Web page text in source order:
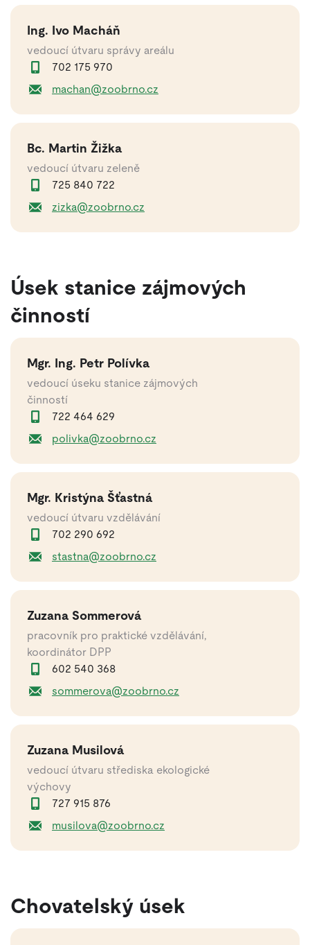
Ing. Ivo Macháň
vedoucí útvaru správy areálu
702 175 970
machan@zoobrno.cz
Bc. Martin Žižka
vedoucí útvaru zeleně
725 840 722
zizka@zoobrno.cz
Úsek stanice zájmových
činností
Mgr. Ing. Petr Polívka
vedoucí úseku stanice zájmových
činností
722 464 629
polivka@zoobrno.cz
Mgr. Kristýna Šťastná
vedoucí útvaru vzdělávání
702 290 692
stastna@zoobrno.cz
Zuzana Sommerová
pracovník pro praktické vzdělávání,
koordinátor DPP
602 540 368
sommerova@zoobrno.cz
Zuzana Musilová
vedoucí útvaru střediska ekologické
výchovy
727 915 876
musilova@zoobrno.cz
Chovatelský úsek